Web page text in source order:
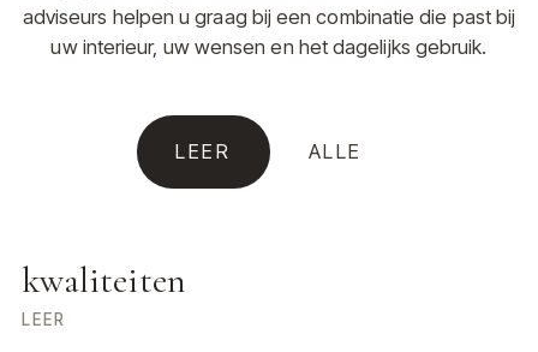
adviseurs helpen u graag bij een combinatie die past bij
uw interieur, uw wensen en het dagelijks gebruik.
LEER ALLE
kwaliteiten
LEER